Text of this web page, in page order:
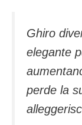
Ghiro
elegante
perde la